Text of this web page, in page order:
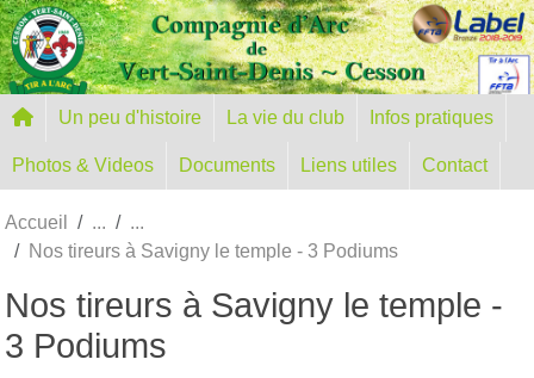
Un peu d'histoire La vie du club Infos pratiques
Photos & Videos Documents Liens utiles Contact
Accueil
Nos tireurs à Savigny le temple - 3 Podiums
Nos tireurs à Savigny le temple -
3 Podiums
Panneau de gestion des cookies